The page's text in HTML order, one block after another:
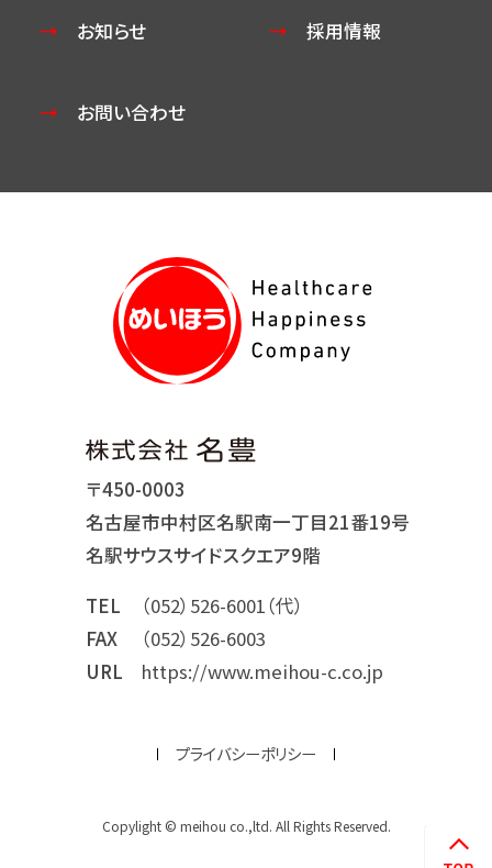
お知らせ 採用情報
お問い合わせ
〒450-0003
名古屋市中村区名駅南一丁目21番19号
名駅サウスサイドスクエア9階
TEL
（052）526-6001（代）
FAX
（052）526-6003
URL
https://www.meihou-c.co.jp
プライバシーポリシー
Copylight © meihou co.,ltd. All Rights Reserved.